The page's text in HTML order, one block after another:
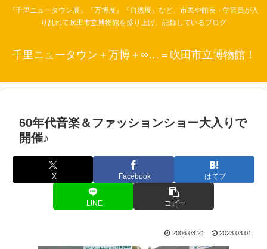
『千里ニュータウン展』『万博展』『自然展』など、市民や館長・学芸員が入
り乱れて吹田市立博物館を盛り上げ、記録しているブログ
千里ニュータウン＋万博＋∞…＝吹田市立博物館！
60年代音楽＆ファッションショー大入りで
開催♪
X Facebook はてブ
LINE コピー
2006.03.21 2023.03.01